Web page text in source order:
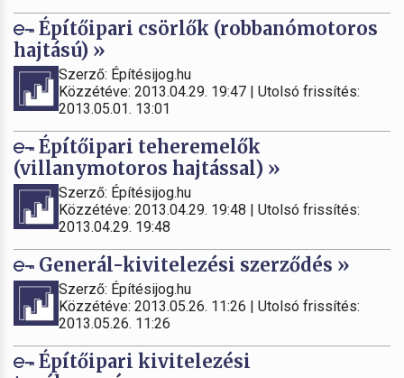
Építőipari csörlők (robbanómotoros
hajtású) »
Szerző: Építésijog.hu
Közzétéve: 2013.04.29. 19:47 | Utolsó frissítés:
2013.05.01. 13:01
Építőipari teheremelők
(villanymotoros hajtással) »
Szerző: Építésijog.hu
Közzétéve: 2013.04.29. 19:48 | Utolsó frissítés:
2013.04.29. 19:48
Generál-kivitelezési szerződés »
Szerző: Építésijog.hu
Közzétéve: 2013.05.26. 11:26 | Utolsó frissítés:
2013.05.26. 11:26
Építőipari kivitelezési